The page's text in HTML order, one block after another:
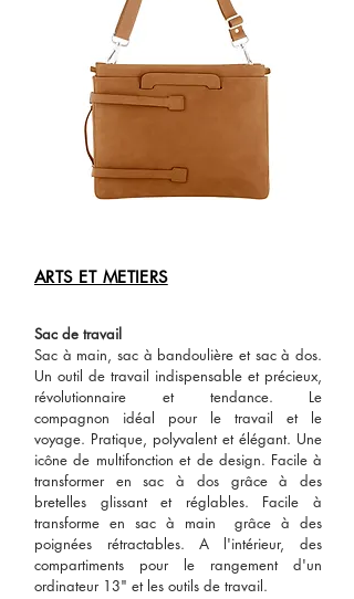
ARTS ET METIERS
Sac de travail
Sac à main, sac à bandoulière et sac à dos.
Un outil de travail indispensable et précieux,
révolutionnaire et tendance.
Le
compagnon idéal pour le travail et le
voyage. Pratique, polyvalent et élégant. Une
icône de multifonction et de design. Facile à
transformer en sac à dos grâceà des
bretelles glissant et réglables. Facile à
transforme en sac à main
grâce à des
poignées rétractables.
A l'intérieur, des
compartiments pour le rangement d'un
ordinateur 13" et les outils de travail.